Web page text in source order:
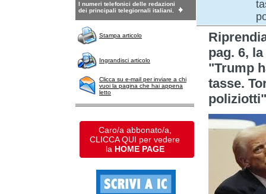
I numeri telefonici delle redazioni
dei principali telegiornali italiani.
Stampa articolo
Ingrandisci articolo
Clicca su e-mail per inviare a chi
vuoi la pagina che hai appena
letto
Caro/a abbonato/a,
CLICCA QUI per vedere
la HOME PAGE
pag. 6,
"Trump
tasse.